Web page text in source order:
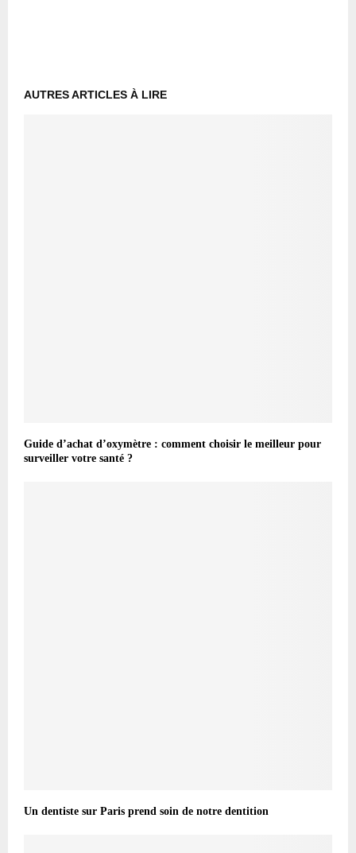
AUTRES ARTICLES À LIRE
Guide d’achat d’oxymètre : comment choisir le meilleur pour
surveiller votre santé ?
Un dentiste sur Paris prend soin de notre dentition